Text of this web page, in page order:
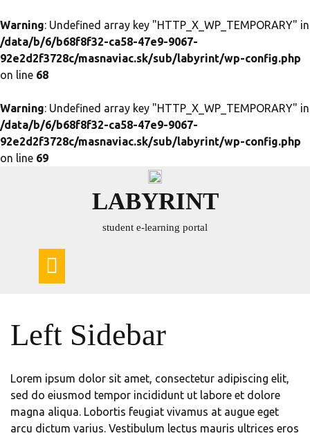
Warning: Undefined array key "HTTP_X_WP_TEMPORARY" in
/data/b/6/b68f8f32-ca58-47e9-9067-
92e2d2f3728c/masnaviac.sk/sub/labyrint/wp-config.php
on line 68
Warning: Undefined array key "HTTP_X_WP_TEMPORARY" in
/data/b/6/b68f8f32-ca58-47e9-9067-
92e2d2f3728c/masnaviac.sk/sub/labyrint/wp-config.php
on line 69
LABYRINT
student e-learning portal
Left Sidebar
Lorem ipsum dolor sit amet, consectetur adipiscing elit,
sed do eiusmod tempor incididunt ut labore et dolore
magna aliqua. Lobortis feugiat vivamus at augue eget
arcu dictum varius. Vestibulum lectus mauris ultrices eros